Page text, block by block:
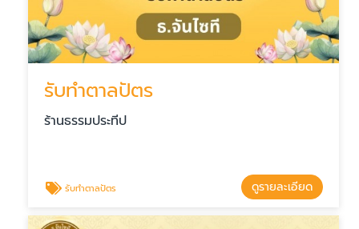
รับทำตาลปัตร
ร้านธรรมประทีป
รับทำตาลปัตร ดูรายละเอียด